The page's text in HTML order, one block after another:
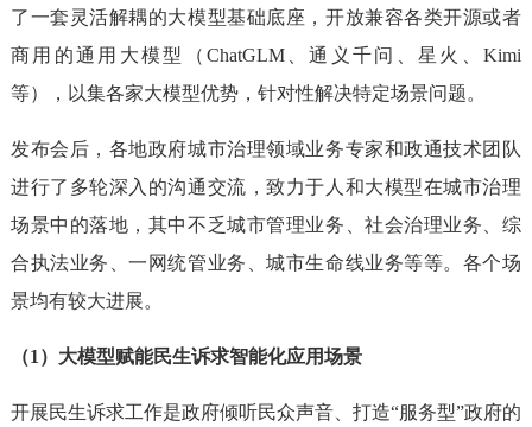
了一套灵活解耦的大模型基础底座，开放兼容各类开源或者
商用的通用大模型（ChatGLM、通义千问、星火、Kimi
等），以集各家大模型优势，针对性解决特定场景问题。
发布会后，各地政府城市治理领域业务专家和政通技术团队
进行了多轮深入的沟通交流，致力于人和大模型在城市治理
场景中的落地，其中不乏城市管理业务、社会治理业务、综
合执法业务、一网统管业务、城市生命线业务等等。各个场
景均有较大进展。
（1）大模型赋能民生诉求智能化应用场景
开展民生诉求工作是政府倾听民众声音、打造“服务型”政府的